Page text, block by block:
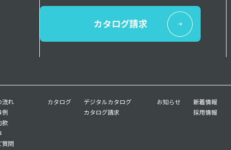
カタログ請求
流れ
例
款
質問
カタログ
デジタルカタログ
カタログ請求
お知らせ
新着情報
採用情報